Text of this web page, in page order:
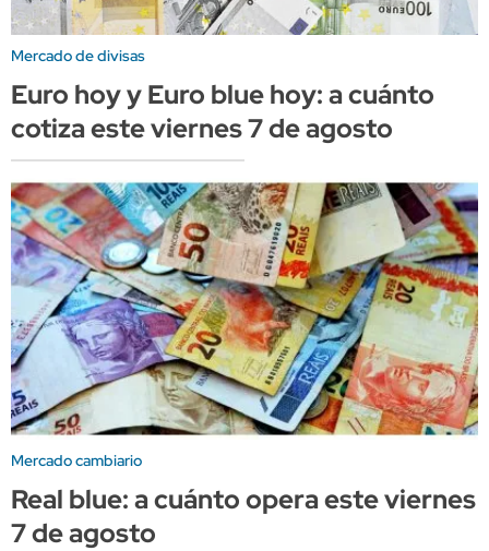
Mercado de divisas
Euro hoy y Euro blue hoy: a cuánto
cotiza este viernes 7 de agosto
Mercado cambiario
Real blue: a cuánto opera este viernes
7 de agosto